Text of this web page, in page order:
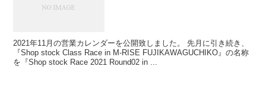
2021年11月の営業カレンダーを公開致しました。 先月に引き続き、
『Shop stock Class Race in M-RISE FUJIKAWAGUCHIKO』の名称
を『Shop stock Race 2021 Round02 in ...